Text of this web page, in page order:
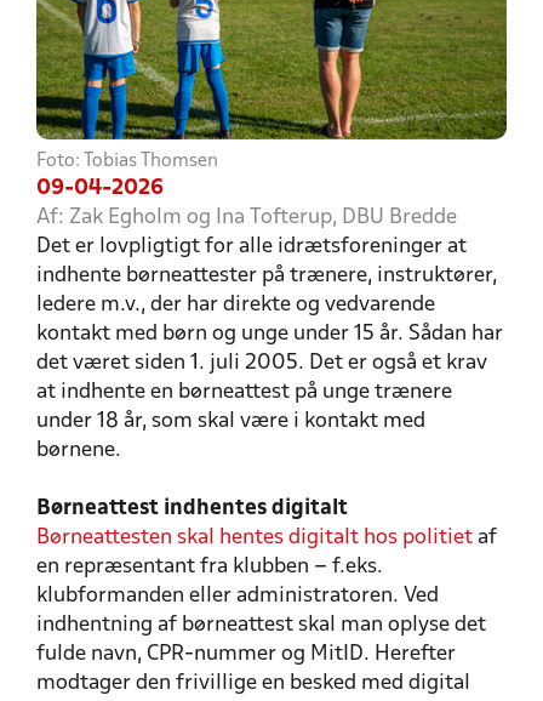
Foto: Tobias Thomsen
09-04-2026
Af: Zak Egholm og Ina Tofterup, DBU Bredde
Det er lovpligtigt for alle idrætsforeninger at
indhente børneattester på trænere, instruktører,
ledere m.v., der har direkte og vedvarende
kontakt med børn og unge under 15 år. Sådan har
det været siden 1. juli 2005. Det er også et krav
at indhente en børneattest på unge trænere
under 18 år, som skal være i kontakt med
børnene.
Børneattest indhentes digitalt
Børneattesten skal hentes digitalt hos politiet af
en repræsentant fra klubben – f.eks.
klubformanden eller administratoren. Ved
indhentning af børneattest skal man oplyse det
fulde navn, CPR-nummer og MitID. Herefter
modtager den frivillige en besked med digital